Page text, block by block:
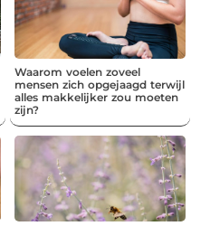
Waarom voelen zoveel
mensen zich opgejaagd terwijl
alles makkelijker zou moeten
zijn?